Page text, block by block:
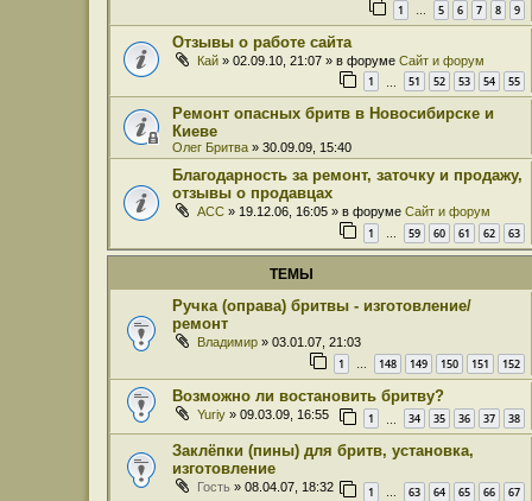
1 … 5 6 7 8 9
Отзывы о работе сайта
Кай » 02.09.10, 21:07 » в форуме Сайт и форум
1 51 52 53 54 55
Ремонт опасных бритв в Новосибирске и
Киеве
Олег Бритва » 30.09.09, 15:40
Благодарность за ремонт, заточку и продажу,
отзывы о продавцах
ACC » 19.12.06, 16:05 » в форуме Сайт и форум
1 … 59 60 61 62 63
ТЕМЫ
Ручка (оправа) бритвы - изготовление/
ремонт
Владимир » 03.01.07, 21:03
1 … 148 149 150 151 152
Возможно ли востановить бритву?
Yuriy » 09.03.09, 16:55 1 34 35 36 37 38
Заклёпки (пины) для бритв, установка,
изготовление
Гость » 08.04.07, 18:32 1 … 63 64 65 66 67